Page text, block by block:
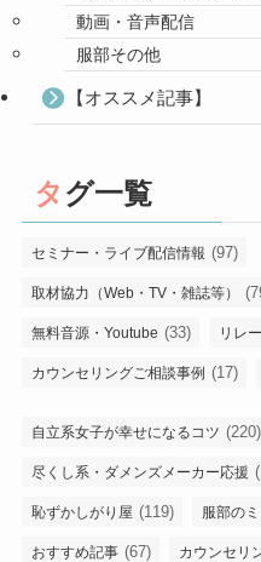
動画・音声配信
服部その他
【オススメ記事】
タグ一覧
セミナー・ライブ配信情報 (97)
取材協力（Web・TV・雑誌等）
無料音源・Youtube (33) リレ
カウンセリングご相談事例 (17)
自立系女子が幸せになるコツ (220)
尽くし系・ダメンズメーカー応援
恥ずかしがり屋 (119) 服部の
おすすめ記事 (67) カウンセリ